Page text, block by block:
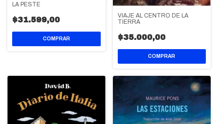
LA PESTE
$31.599,00
VIAJE AL CENTRO DE LA
TIERRA
$35.000,00